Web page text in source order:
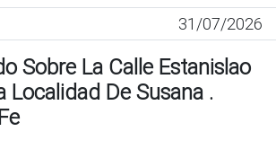
31/07/2026
Sobre La Calle Estanislao
Localidad De Susana .